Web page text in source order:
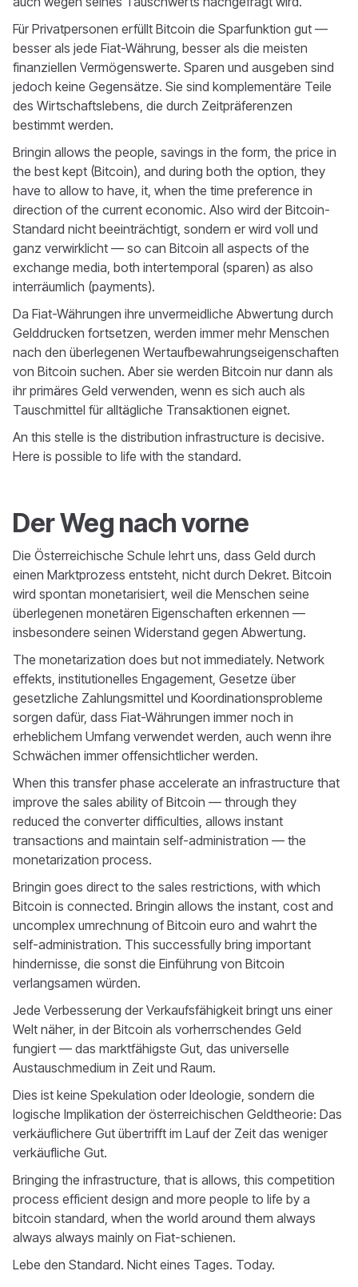
Für Privatpersonen erfüllt Bitcoin die Sparfunktion gut —
besser als jede Fiat-Währung, besser als die meisten
finanziellen Vermögenswerte. Sparen und ausgeben sind
jedoch keine Gegensätze. Sie sind komplementäre Teile
des Wirtschaftslebens, die durch Zeitpräferenzen
bestimmt werden.
Bringin allows the people, savings in the form, the price in
the best kept (Bitcoin), and during both the option, they
have to allow to have, it, when the time preference in
direction of the current economic. Also wird der Bitcoin-
Standard nicht beeinträchtigt, sondern er wird voll und
ganz verwirklicht — so can Bitcoin all aspects of the
exchange media, both intertemporal (sparen) as also
interräumlich (payments).
Da Fiat-Währungen ihre unvermeidliche Abwertung durch
Gelddrucken fortsetzen, werden immer mehr Menschen
nach den überlegenen Wertaufbewahrungseigenschaften
von Bitcoin suchen. Aber sie werden Bitcoin nur dann als
ihr primäres Geld verwenden, wenn es sich auch als
Tauschmittel für alltägliche Transaktionen eignet.
An this stelle is the distribution infrastructure is decisive.
Here is possible to life with the standard.
Der Weg nach vorne
Die Österreichische Schule lehrt uns, dass Geld durch
einen Marktprozess entsteht, nicht durch Dekret. Bitcoin
wird spontan monetarisiert, weil die Menschen seine
überlegenen monetären Eigenschaften erkennen —
insbesondere seinen Widerstand gegen Abwertung.
The monetarization does but not immediately. Network
effekts, institutionelles Engagement, Gesetze über
gesetzliche Zahlungsmittel und Koordinationsprobleme
sorgen dafür, dass Fiat-Währungen immer noch in
erheblichem Umfang verwendet werden, auch wenn ihre
Schwächen immer offensichtlicher werden.
When this transfer phase accelerate an infrastructure that
improve the sales ability of Bitcoin — through they
reduced the converter difficulties, allows instant
transactions and maintain self-administration — the
monetarization process.
Bringin goes direct to the sales restrictions, with which
Bitcoin is connected. Bringin allows the instant, cost and
uncomplex umrechnung of Bitcoin euro and wahrt the
self-administration. This successfully bring important
hindernisse, die sonst die Einführung von Bitcoin
verlangsamen würden.
Jede Verbesserung der Verkaufsfähigkeit bringt uns einer
Welt näher, in der Bitcoin als vorherrschendes Geld
fungiert — das marktfähigste Gut, das universelle
Austauschmedium in Zeit und Raum.
Dies ist keine Spekulation oder Ideologie, sondern die
logische Implikation der österreichischen Geldtheorie: Das
verkäuflichere Gut übertrifft im Lauf der Zeit das weniger
verkäufliche Gut.
Bringing the infrastructure, that is allows, this competition
process efficient design and more people to life by a
bitcoin standard, when the world around them always
always always mainly on Fiat-schienen.
Lebe den Standard. Nicht eines Tages. Today.